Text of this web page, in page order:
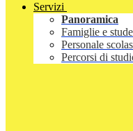
Servizi
Panoramica
Famiglie e
Personale
Percorsi di